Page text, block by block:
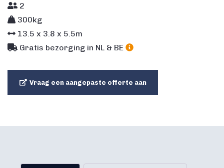
2
300kg
13.5 x 3.8 x 5.5m
Gratis bezorging in NL & BE
Vraag een aangepaste offerte aan